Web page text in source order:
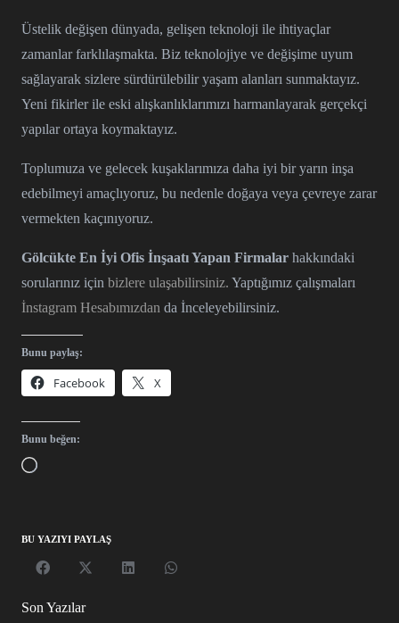
Üstelik değişen dünyada, gelişen teknoloji ile ihtiyaçlar
zamanlar farklılaşmakta. Biz teknolojiye ve değişime uyum
sağlayarak sizlere sürdürülebilir yaşam alanları sunmaktayız.
Yeni fikirler ile eski alışkanlıklarımızı harmanlayarak gerçekçi
yapılar ortaya koymaktayız.
Toplumuza ve gelecek kuşaklarımıza daha iyi bir yarın inşa
edebilmeyi amaçlıyoruz, bu nedenle doğaya veya çevreye zarar
vermekten kaçınıyoruz.
Gölcükte En İyi Ofis İnşaatı Yapan Firmalar hakkındaki
sorularınız için bizlere ulaşabilirsiniz. Yaptığımız çalışmaları
İnstagram Hesabımızdan da İnceleyebilirsiniz.
Bunu paylaş:
Facebook X
Bunu beğen:
Yükleniyor...
BU YAZIYI PAYLAŞ
Son Yazılar